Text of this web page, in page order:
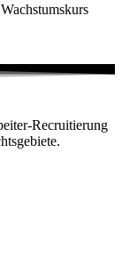
Recruitierung